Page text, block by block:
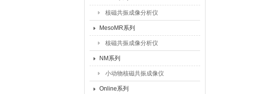
核磁共振成像分析仪
MesoMR系列
核磁共振成像分析仪
NM系列
小动物核磁共振成像仪
Online系列